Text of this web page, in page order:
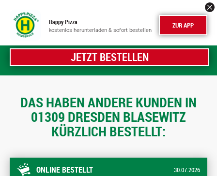
Happy Pizza
kostenlos herunterladen & sofort bestellen ZUR APP
JETZT BESTELLEN
DAS HABEN ANDERE KUNDEN IN
01309 DRESDEN BLASEWITZ
KÜRZLICH BESTELLT:
ONLINE BESTELLT 30.07.2026